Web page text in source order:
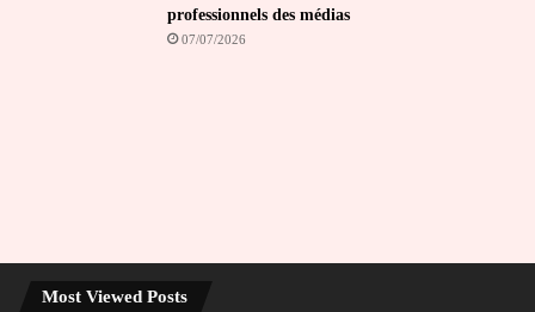
professionnels des médias
07/07/2026
Most Viewed Posts